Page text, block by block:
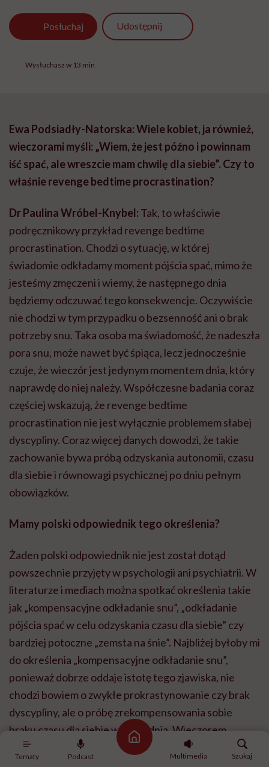
Tematy Podcast
Strona główna
Multimedia
Szukaj
Posłuchaj Udostępnij
Wysłuchasz w 13 min
Ewa Podsiadły-Natorska: Wiele kobiet, ja również,
wieczorami myśli: „Wiem, że jest późno i powinnam
iść spać, ale wreszcie mam chwilę dla siebie”. Czy to
właśnie revenge bedtime procrastination?
Dr Paulina Wróbel-Knybel: Tak, to właściwie
podręcznikowy przykład revenge bedtime
procrastination. Chodzi o sytuację, w której
świadomie odkładamy moment pójścia spać, mimo że
jesteśmy zmęczeni i wiemy, że następnego dnia
będziemy odczuwać tego konsekwencje. Oczywiście
nie chodzi w tym przypadku o bezsenność ani o brak
potrzeby snu. Taka osoba ma świadomość, że nadeszła
pora snu, może nawet być śpiąca, lecz jednocześnie
czuje, że wieczór jest jedynym momentem dnia, który
naprawdę do niej należy. Współczesne badania coraz
częściej wskazują, że revenge bedtime
procrastination nie jest wyłącznie problemem słabej
dyscypliny. Coraz więcej danych dowodzi, że takie
zachowanie bywa próbą odzyskania autonomii, czasu
dla siebie i równowagi psychicznej po dniu pełnym
obowiązków.
Mamy polski odpowiednik tego określenia?
Żaden polski odpowiednik nie jest został dotąd
powszechnie przyjęty w psychologii ani psychiatrii. W
literaturze i mediach można spotkać określenia takie
jak „kompensacyjne odkładanie snu”, „odkładanie
pójścia spać w celu odzyskania czasu dla siebie” czy
bardziej potoczne „zemsta na śnie”. Najbliżej byłoby mi
do określenia „kompensacyjne odkładanie snu”,
ponieważ dobrze oddaje istotę tego zjawiska, nie
chodzi bowiem o zwykłe prokrastynowanie czy brak
dyscypliny, ale o próbę zrekompensowania sobie
braku czasu dla siebie w ciągu dnia. Wieczorem
człowiek świadomie rezygnuje ze snu, żeby odzyskać